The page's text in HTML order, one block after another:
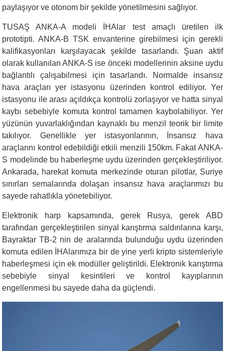
paylaşıyorve otonom bir şekilde yönetilmesini sağlıyor.
TUSAŞ ANKA-A modeli İHAlar test amaçlı üretilen ilk
prototipti. ANKA-B TSK envanterine girebilmesi için gerekli
kalifikasyonları karşılayacak şekilde tasarlandı. Şuan aktif
olarak kullanılan ANKA-S ise önceki modellerinin aksine uydu
bağlantılı çalışabilmesi için tasarlandı. Normalde insansız
hava araçları yer istasyonu üzerinden kontrol ediliyor. Yer
istasyonu ile arası açıldıkça kontrolü zorlaşıyor ve hatta sinyal
kaybı sebebiyle komuta kontrol tamamen kaybolabiliyor. Yer
yüzünün yuvarlaklığından kaynaklı bu menzil teorik bir limite
takılıyor. Genellikle yer istasyonlarının, İnsansız hava
araçlarını kontrol edebildiği etkili menzili 150km. Fakat ANKA-
S modelinde bu haberleşme uydu üzerinden gerçekleştiriliyor.
Ankarada, harekat komuta merkezinde oturan pilotlar, Suriye
sınırları semalarında dolaşan insansız hava araçlarımızı bu
sayede rahatlıkla yönetebiliyor.
Elektronik harp kapsamında, gerek Rusya, gerek ABD
tarafından gerçekleştirilen sinyal karıştırma saldırılarına karşı,
Bayraktar TB-2 nin de aralarında bulunduğu uydu üzerinden
komuta edilen İHAlarımıza bir de yine yerli kripto sistemleriyle
haberleşmesi için ek modüller geliştirildi. Elektronik karıştırma
sebebiyle sinyal kesintilerive kontrol kayıplarının
engellenmesi bu sayede daha da güçlendi.